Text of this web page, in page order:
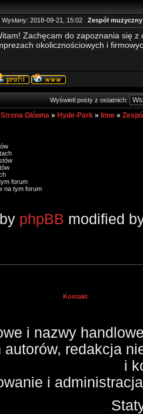
Wysłany: 2018-09-21, 15:02 Zespół
Zachęcam do zapoznania się z
okolicznościowych i
Wyświetl posty z ostatnich:
Główna » Hyde-Park » Inne »
forum
na tym forum
phpBB modified
Kontakt
i nazwy
autorów, redakcja
i
i